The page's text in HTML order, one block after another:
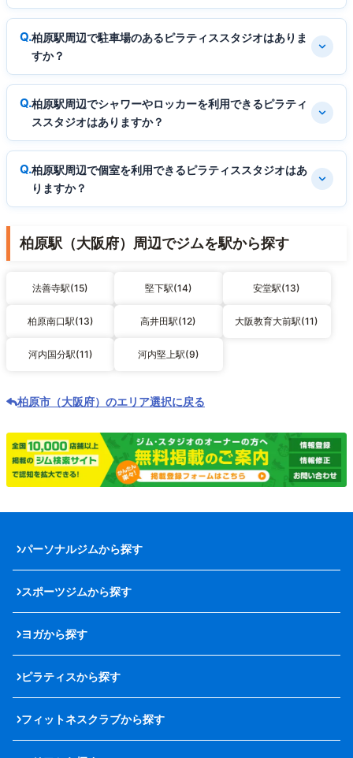
柏原駅周辺で駐車場のあるピラティススタジオはありま
すか？
柏原駅周辺でシャワーやロッカーを利用できるピラティ
ススタジオはありますか？
柏原駅周辺で個室を利用できるピラティススタジオはあ
りますか？
柏原駅（大阪府）周辺でジムを駅から探す
法善寺駅(15) 堅下駅(14) 安堂駅(13)
柏原南口駅(13) 高井田駅(12) 大阪教育大前駅(11)
河内国分駅(11) 河内堅上駅(9)
柏原市（大阪府）のエリア選択に戻る
パーソナルジムから探す
スポーツジムから探す
ヨガから探す
ピラティスから探す
フィットネスクラブから探す